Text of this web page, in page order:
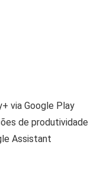
via Google Play
de produtividade
Assistant